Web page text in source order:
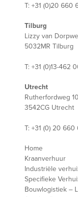
T: +31 (0)20 660
Tilburg
Lizzy van
5032MR Tilburg
T: +31 (0)13-462
Utrecht
Rutherfordweg
3542CG Utrecht
T: +31 (0) 20
Home
Kraanverhuur
Industriële
Specifieke
Bouwlogistiek –